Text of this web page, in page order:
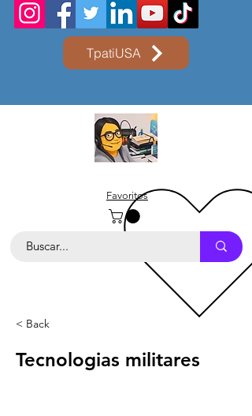
TpatiUSA
Favoritos
< Back
Tecnologias militares